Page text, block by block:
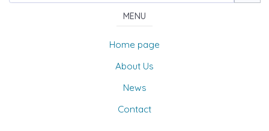
MENU
Home page
About Us
News
Contact